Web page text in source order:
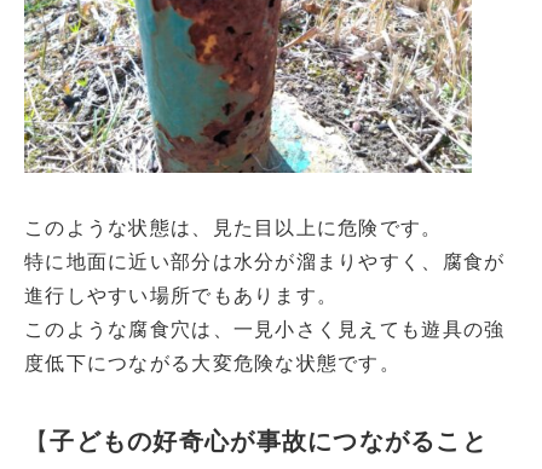
このような状態は、見た目以上に危険です。
特に地面に近い部分は水分が溜まりやすく、腐食が
進行しやすい場所でもあります。
このような腐食穴は、一見小さく見えても遊具の強
度低下につながる大変危険な状態です。
【子どもの好奇心が事故につながること